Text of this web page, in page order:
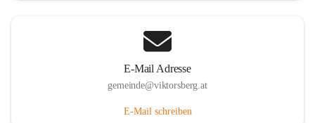
E-Mail Adresse
gemeinde@viktorsberg.at
E-Mail schreiben